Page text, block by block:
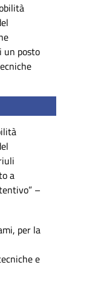
un posto
a
–
per la
e